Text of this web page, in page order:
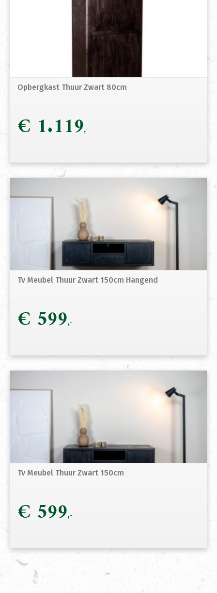
Opbergkast Thuur Zwart 80cm
€ 1.119
Tv Meubel Thuur Zwart 150cm Hangend
€ 599
Tv Meubel Thuur Zwart 150cm
€ 599